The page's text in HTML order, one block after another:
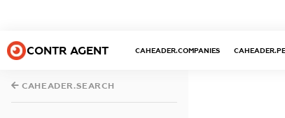
CONTR AGENT CAHEADER.COMPANIES
CAHEADER.SEARCH